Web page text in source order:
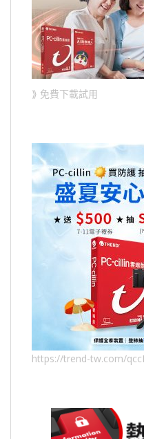
⟫ 免費下載試用
https://trend-tw.com/